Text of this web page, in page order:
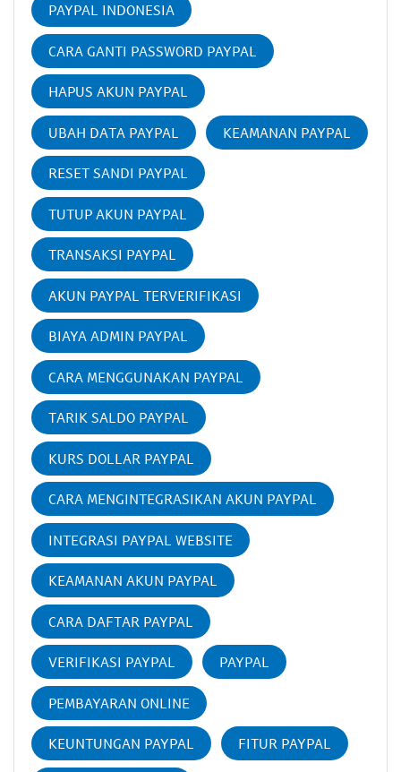
PAYPAL INDONESIA
CARA GANTI PASSWORD PAYPAL
HAPUS AKUN PAYPAL
UBAH DATA PAYPAL KEAMANAN PAYPAL
RESET SANDI PAYPAL
TUTUP AKUN PAYPAL
TRANSAKSI PAYPAL
AKUN PAYPAL TERVERIFIKASI
BIAYA ADMIN PAYPAL
CARA MENGGUNAKAN PAYPAL
TARIK SALDO PAYPAL
KURS DOLLAR PAYPAL
CARA MENGINTEGRASIKAN AKUN PAYPAL
INTEGRASI PAYPAL WEBSITE
KEAMANAN AKUN PAYPAL
CARA DAFTAR PAYPAL
VERIFIKASI PAYPAL PAYPAL
PEMBAYARAN ONLINE
KEUNTUNGAN PAYPAL FITUR PAYPAL